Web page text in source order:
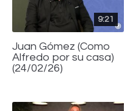
9:21
Juan Gómez (Como
Alfredo por su casa)
(24/02/26)